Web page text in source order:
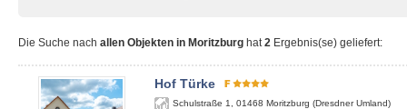
Die Suche nach allen Objekten in Moritzburg hat2 Ergebnis(se) geliefert:
Hof Türke
Schulstraße 1 01468 Moritzburg (Dresdner Umland)